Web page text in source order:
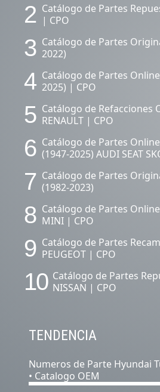
2 Catálogo de Partes
| CPO
3 Catálogo de Partes
2022)
4 Catálogo de Partes Online
2025) | CPO
5 Catálogo de Refacciones
RENAULT | CPO
6 Catálogo de Partes Online
(1947-2025) AUDI SEAT
7 Catálogo de Partes
(1982-2023)
8 Catálogo de Partes
MINI | CPO
9 Catálogo de Partes
PEUGEOT | CPO
10 Catálogo de Partes
NISSAN | CPO
TENDENCIA
Numeros de Parte Hyundai
• Catalogo OEM